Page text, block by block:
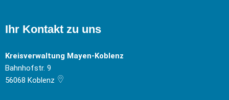
Ihr Kontakt zu uns
Kreisverwaltung Mayen-Koblenz
Bahnhofstr. 9
56068 Koblenz